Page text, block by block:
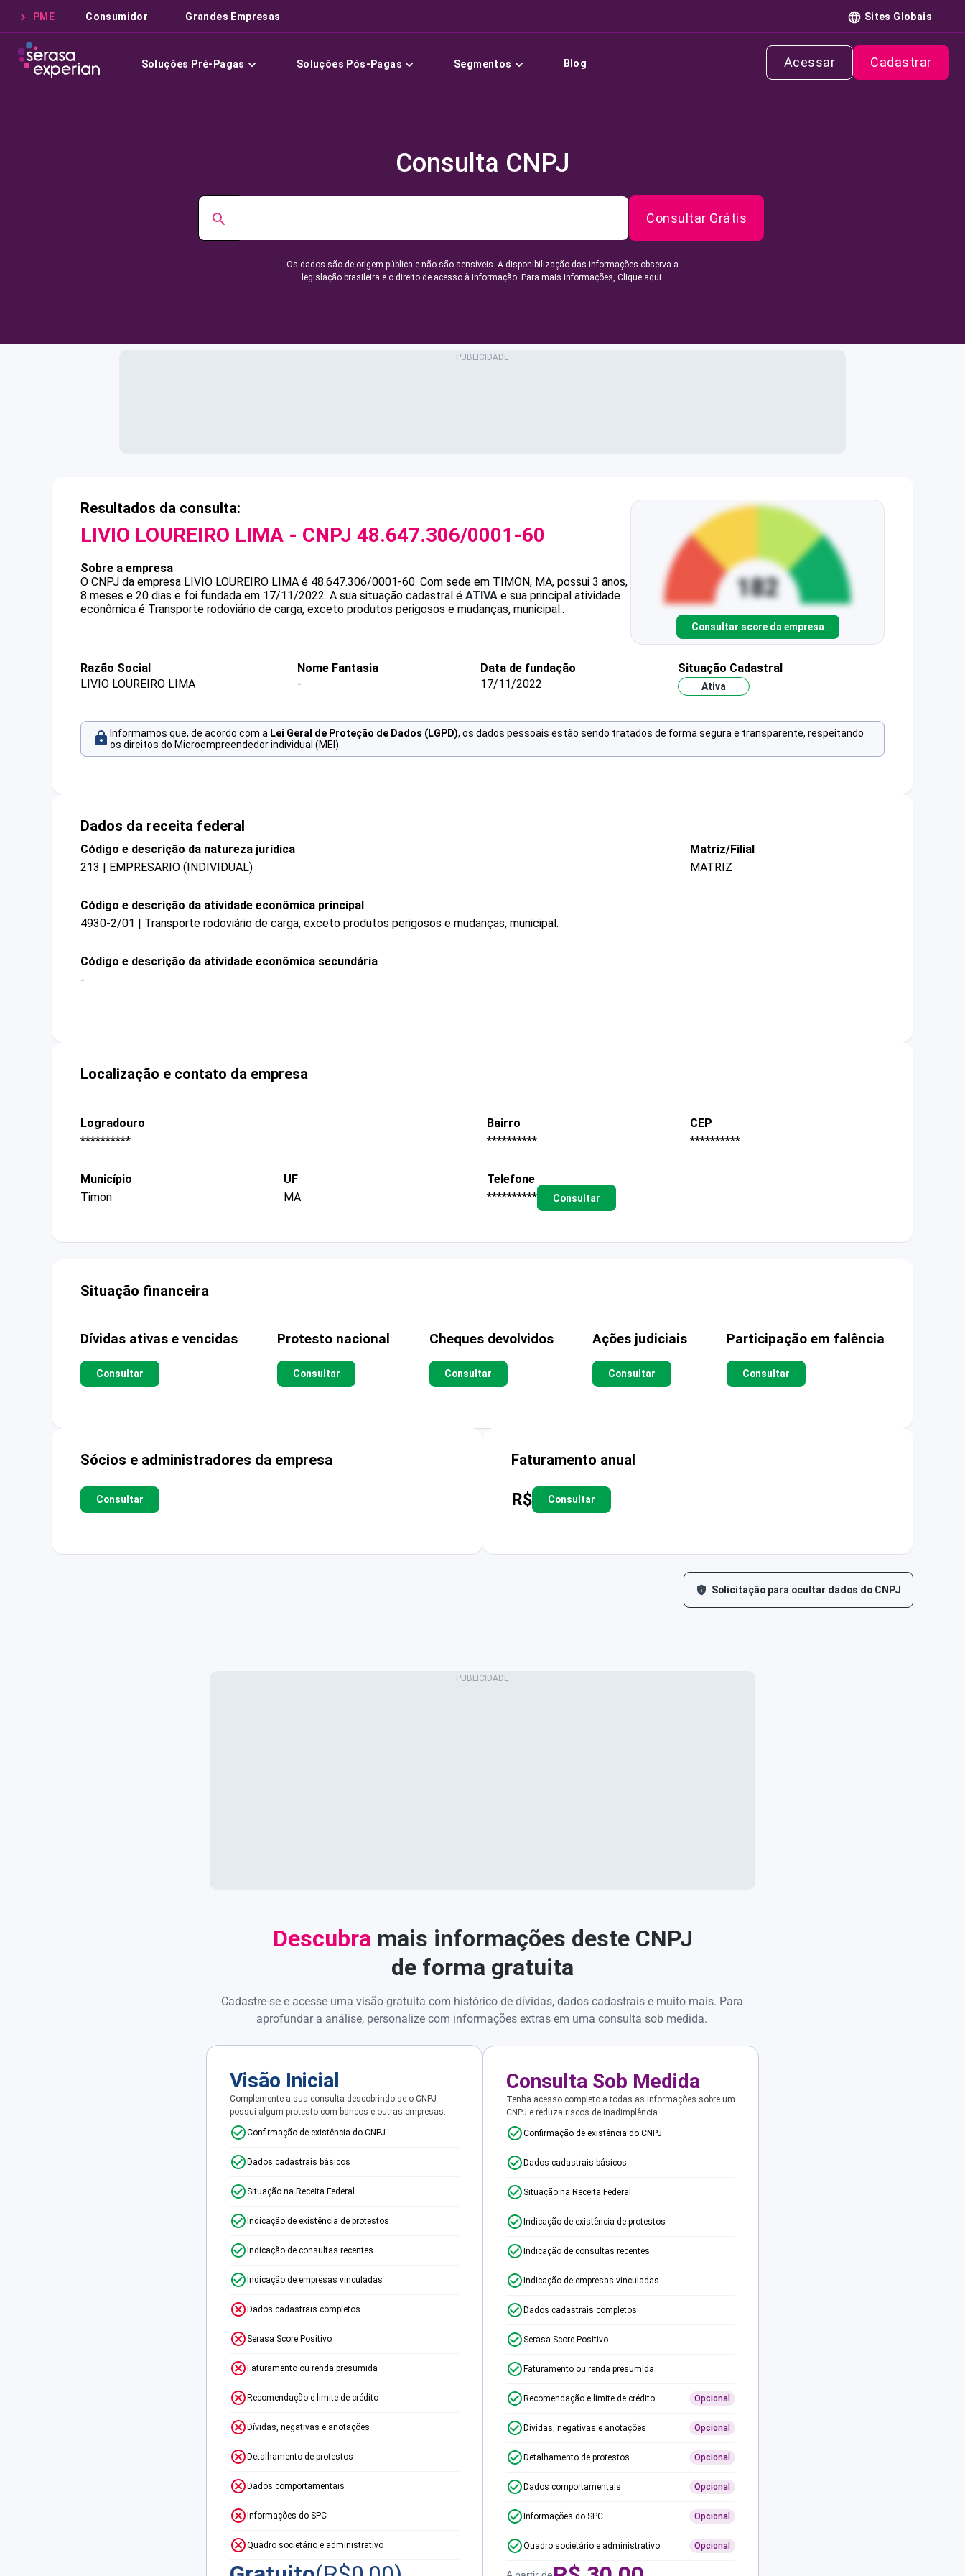
PME Consumidor Grandes Empresas Sites Globais
Soluções Pré-Pagas Soluções Pós-Pagas Segmentos Blog Acessar Cadastrar
Consulta CNPJ
Consultar Grátis
Os dados são de origem pública e não são sensíveis. A disponibilização das informações observa a
legislação brasileira e o direito de acesso à informação. Para mais informações, Clique aqui.
Resultados da consulta:
LIVIO LOUREIRO LIMA - CNPJ 48.647.306/0001-60
Sobre a empresa
O CNPJ da empresa LIVIO LOUREIRO LIMA é 48.647.306/0001-60. Com sede em TIMON, MA, possui 3 anos,
8 meses e 20 dias e foi fundada em 17/11/2022. A sua situação cadastral é ATIVA e sua principal atividade
econômica é Transporte rodoviário de carga, exceto produtos perigosos e mudanças, municipal..
Consultar score da empresa
Razão Social
LIVIO LOUREIRO LIMA
Nome Fantasia
-
Data de fundação
17/11/2022
Situação Cadastral
Ativa
Informamos que, de acordo com a Lei Geral de Proteção de Dados (LGPD), os dados pessoais estão sendo tratados de forma segura e transparente, respeitando
os direitos do Microempreendedor individual (MEI).
Dados da receita federal
Código e descrição da natureza jurídica
213 | EMPRESARIO (INDIVIDUAL)
Matriz/Filial
MATRIZ
Código e descrição da atividade econômica principal
4930-2/01 | Transporte rodoviário de carga, exceto produtos perigosos e mudanças, municipal.
Código e descrição da atividade econômica secundária
-
Localização e contato da empresa
Logradouro
**********
Bairro
**********
CEP
**********
Município
Timon
UF
MA
Telefone
**********
Consultar
Situação financeira
Dívidas ativas e vencidas
Consultar
Protesto nacional
Consultar
Cheques devolvidos
Consultar
Ações judiciais
Consultar
Participação em falência
Consultar
Sócios e administradores da empresa
Consultar
Faturamento anual
R$ Consultar
Solicitação para ocultar dados do CNPJ
Descubra mais informações deste CNPJ
de forma gratuita
Cadastre-se e acesse uma visão gratuita com histórico de dívidas, dados cadastrais e muito mais. Para
aprofundar a análise, personalize com informações extras em uma consulta sob medida.
Visão Inicial
Complemente a sua consulta descobrindo se o CNPJ
possui algum protesto com bancos e outras empresas.
Confirmação de existência do CNPJ
Dados cadastrais básicos
Situação na Receita Federal
Indicação de existência de protestos
Indicação de consultas recentes
Indicação de empresas vinculadas
Dados cadastrais completos
Serasa Score Positivo
Faturamento ou renda presumida
Recomendação e limite de crédito
Dívidas, negativas e anotações
Detalhamento de protestos
Dados comportamentais
Informações do SPC
Quadro societário e administrativo
Consulta Sob Medida
Tenha acesso completo a todas as informações sobre um
CNPJ e reduza riscos de inadimplência.
Confirmação de existência do CNPJ
Dados cadastrais básicos
Situação na Receita Federal
Indicação de existência de protestos
Indicação de consultas recentes
Indicação de empresas vinculadas
Dados cadastrais completos
Serasa Score Positivo
Faturamento ou renda presumida
Recomendação e limite de crédito Opcional
Dívidas, negativas e anotações Opcional
Detalhamento de protestos Opcional
Dados comportamentais Opcional
Informações do SPC Opcional
Quadro societário e administrativo Opcional